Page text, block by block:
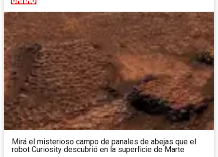
Mirá el misterioso campo de panales de abejas que el
robot Curiosity descubrió en la superficie de Marte